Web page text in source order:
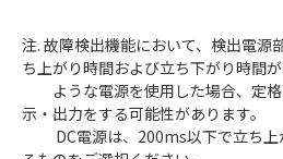
注. 故障検出機能において、検出電源
ち上がり時間および立ち下がり時間
ような電源を使用した場合、定格
示・出力をする可能性があります。
DC電源は、200ms以下で立ち上